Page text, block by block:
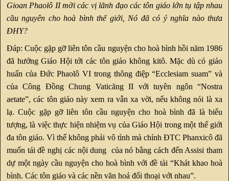
Gioan Phaolô II mời các vị lãnh đạo các tôn giáo lớn tụ tập nhau
cầu nguyên cho hoà bình thế giới, Nó đã có ý nghĩa nào thưa
ĐHY?
Đáp: Cuộc gặp gỡ liên tôn cầu nguyện cho hoà bình hồi năm 1986
đã hướng Giáo Hội tới các tôn giáo không kitô. Mặc dù có giáo
huấn của Đức Phaolô VI trong thông điệp “Ecclesiam suam” và
của Công Đồng Chung Vaticăng II với tuyên ngôn “Nostra
aetate”, các tôn giáo này xem ra vẫn xa vời, nếu không nói là xa
lạ. Cuộc gặp gỡ liên tôn cầu nguyện cho hoà bình đã là biểu
tượng, là việc thực hiện nhiệm vụ của Giáo Hội trong một thế giới
đa tôn giáo. Vì thế không phải vô tình mà chính ĐTC Phanxicô đã
muốn tái đề nghị các nội dung của nó bằng cách đến Assisi tham
dự một ngày cầu nguyện cho hoà bình với đề tài “Khát khao hoà
bình. Các tôn giáo và các nền văn hoá đối thoại với nhau”.